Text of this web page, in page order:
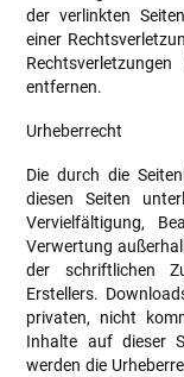
der verlinkten
einer
entfernen.
Urheberrecht
Die durch die
diesen Seiten
Vervielfältigung,
Verwertung
der schriftlichen
Erstellers.
privaten, nicht
Inhalte auf dieser
werden die